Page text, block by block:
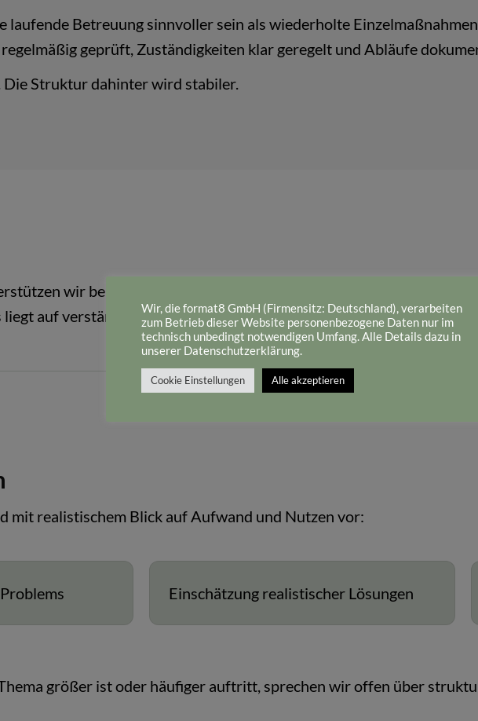
laufende Betreuung sinnvoller sein als wiederholte
geprüft, Zuständigkeiten klar geregelt und Abläufe
Die Struktur dahinter wird stabiler.
wir bei klassischen IT-Problemen rund um Computer, Laptop,
auf verständlicher Hilfe und einer Lösung mit angemessenem
mit realistischem Blick auf Aufwand und Nutzen vor:
Einschätzung realistischer Lösungen
größer ist oder häufiger auftritt, sprechen wir offen über
Wir, die format8 GmbH (Firmensitz: Deutschland), verarbeiten
zum Betrieb dieser Website personenbezogene Daten nur im
technisch unbedingt notwendigen Umfang. Alle Details dazu in
unserer Datenschutzerklärung.
Cookie Einstellungen Alle akzeptieren